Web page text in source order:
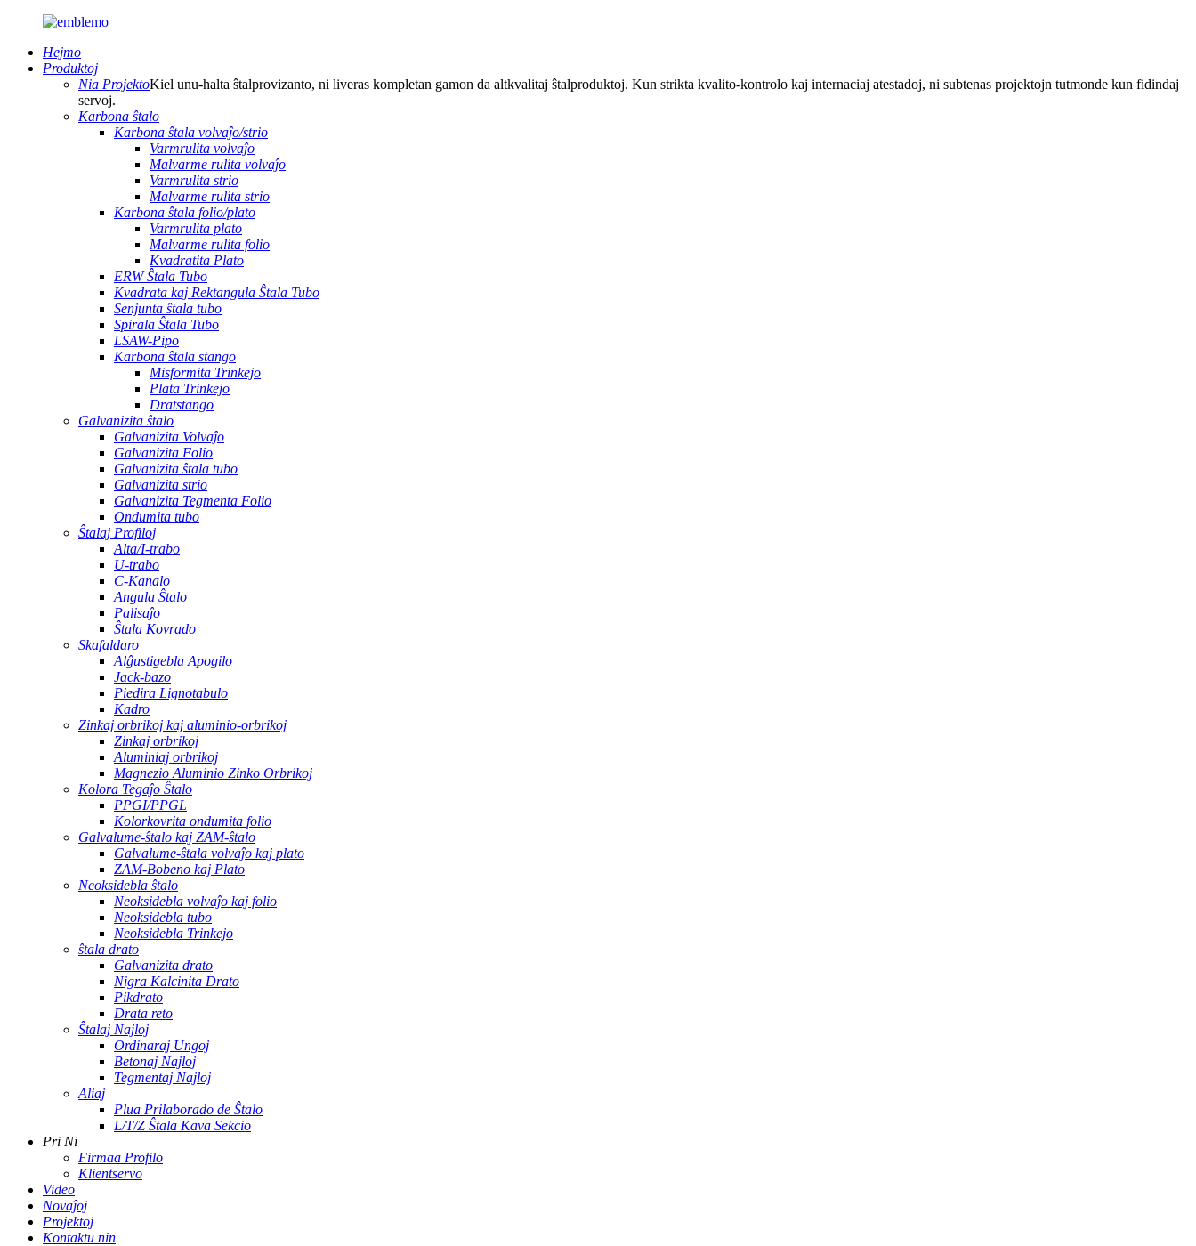
Hejmo
Produktoj
Nia ProjektoKiel unu-halta ŝtalprovizanto, ni liveras kompletan gamon da altkvalitaj ŝtalproduktoj. Kun strikta kvalito-kontrolo kaj internaciaj atestadoj, ni subtenas projektojn tutmonde kun fidindaj
servoj.
Karbona ŝtalo
Karbona ŝtala volvaĵo/strio
Varmrulita volvaĵo
Malvarme rulita volvaĵo
Varmrulita strio
Malvarme rulita strio
Karbona ŝtala folio/plato
Varmrulita plato
Malvarme rulita folio
Kvadratita Plato
ERW Ŝtala Tubo
Kvadrata kaj Rektangula Ŝtala Tubo
Senjunta ŝtala tubo
Spirala Ŝtala Tubo
LSAW-Pipo
Karbona ŝtala stango
Misformita Trinkejo
Plata Trinkejo
Dratstango
Galvanizita ŝtalo
Galvanizita Volvaĵo
Galvanizita Folio
Galvanizita ŝtala tubo
Galvanizita strio
Galvanizita Tegmenta Folio
Ondumita tubo
Ŝtalaj Profiloj
Alta/I-trabo
U-trabo
C-Kanalo
Angula Ŝtalo
Palisaĵo
Ŝtala Kovrado
Skafaldaro
Alĝustigebla Apogilo
Jack-bazo
Piedira Lignotabulo
Kadro
Zinkaj orbrikoj kaj aluminio-orbrikoj
Zinkaj orbrikoj
Aluminiaj orbrikoj
Magnezio Aluminio Zinko Orbrikoj
Kolora Tegaĵo Ŝtalo
PPGI/PPGL
Kolorkovrita ondumita folio
Galvalume-ŝtalo kaj ZAM-ŝtalo
Galvalume-ŝtala volvaĵo kaj plato
ZAM-Bobeno kaj Plato
Neoksidebla ŝtalo
Neoksidebla volvaĵo kaj folio
Neoksidebla tubo
Neoksidebla Trinkejo
ŝtala drato
Galvanizita drato
Nigra Kalcinita Drato
Pikdrato
Drata reto
Ŝtalaj Najloj
Ordinaraj Ungoj
Betonaj Najloj
Tegmentaj Najloj
Aliaj
Plua Prilaborado de Ŝtalo
L/T/Z Ŝtala Kava Sekcio
Pri Ni
Firmaa Profilo
Klientservo
Video
Novaĵoj
Projektoj
Kontaktu nin